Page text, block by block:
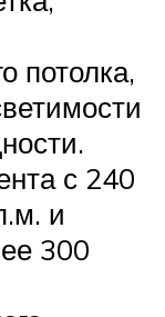
потолка,
с 240
и
300